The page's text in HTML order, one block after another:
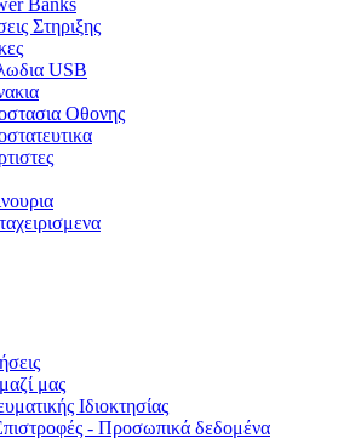
Banks
Στηριξης
USB
Οθονης
μας
Ιδιοκτησίας
- Προσωπικά δεδομένα